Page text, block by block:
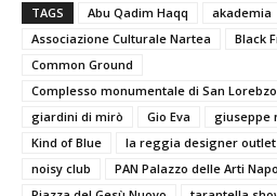
TAGS Abu Qadim Haqq
akademia
Associazione Culturale Nartea
Black
Common Ground
Complesso monumentale di San
giardini di mirò
Gio Eva giuseppe
Kind of Blue
la reggia designer outlet
noisy club
PAN Palazzo delle Arti